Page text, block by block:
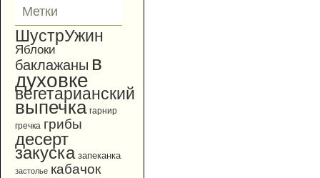
Метки
ШустрУжин
Яблоки
баклажаны в
духовке
вегетарианский
выпечка гарнир
гречка грибы
десерт
закуска запеканка
застолье кабачок